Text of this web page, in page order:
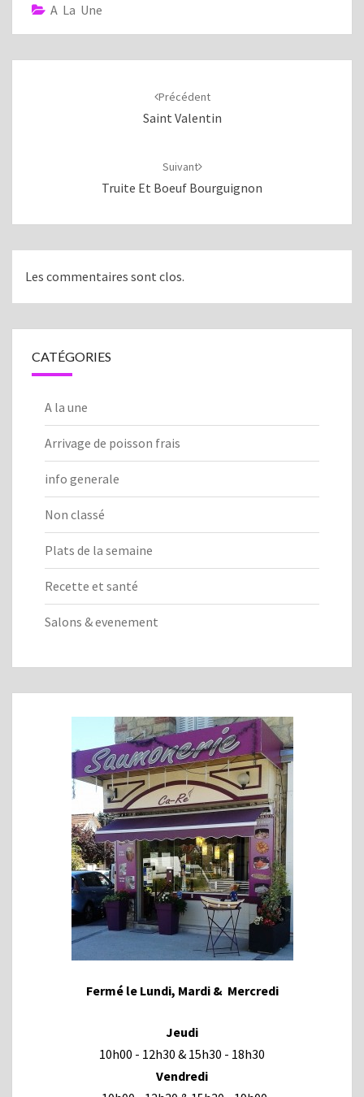
A La Une
Précédent
Saint Valentin
Suivant
Truite Et Boeuf Bourguignon
Les commentaires sont clos.
CATÉGORIES
A la une
Arrivage de poisson frais
info generale
Non classé
Plats de la semaine
Recette et santé
Salons & evenement
Fermé le Lundi, Mardi & Mercredi
Jeudi
10h00 - 12h30 & 15h30 - 18h30
Vendredi